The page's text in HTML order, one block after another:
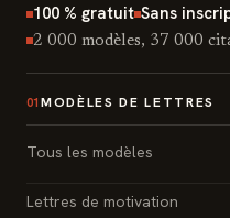
100 % gratuit Sans
2 000 modèles, 37 000
01 MODÈLES DE LETTRES
Tous les modèles
Lettres de motivation